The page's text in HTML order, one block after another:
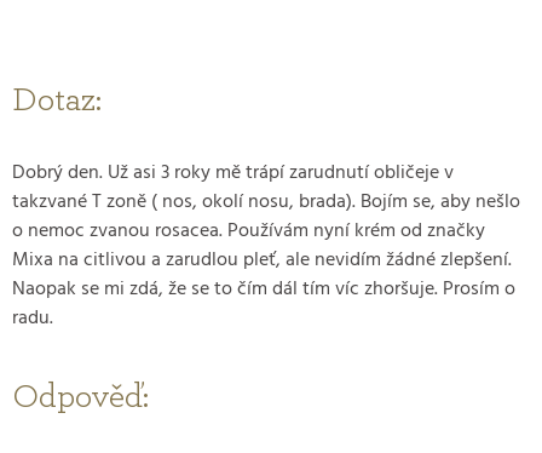
Dotaz:
Dobrý den. Už asi 3 roky mě trápí zarudnutí obličeje v
takzvané T zoně ( nos, okolí nosu, brada). Bojím se, aby nešlo
o nemoc zvanou rosacea. Používám nyní krém od značky
Mixa na citlivou a zarudlou pleť, ale nevidím žádné zlepšení.
Naopak se mi zdá, že se to čím dál tím víc zhoršuje. Prosím o
radu.
Odpověď: